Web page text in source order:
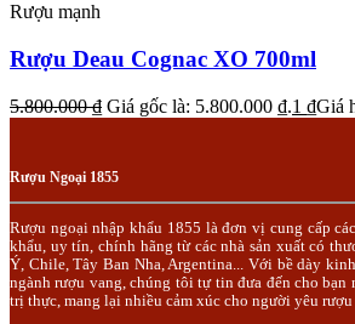
Rượu mạnh
Rượu Deau Cognac XO 700ml
5.800.000₫ Giá gốc là: 5.800.000 ₫.1 ₫Giá
Rượu Ngoại 1855
Rượu ngoại nhập khẩu 1855 là đơn vị cung cấp
khẩu, uy tín, chính hãng từ các nhà sản xuất có
Ý, Chile, Tây Ban Nha, Argentina... Với bề dày
ngành rượu vang, chúng tôi tự tin đưa đến cho bạn
trị thực, mang lại nhiều cảm xúc cho người yêu rượu